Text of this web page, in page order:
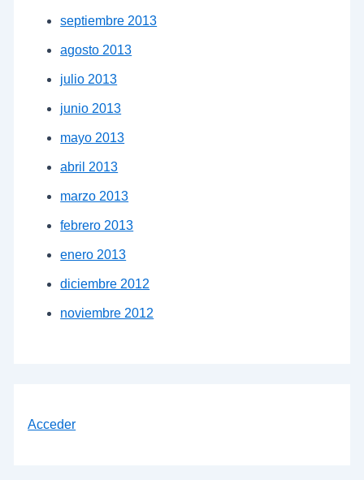
septiembre 2013
agosto 2013
julio 2013
junio 2013
mayo 2013
abril 2013
marzo 2013
febrero 2013
enero 2013
diciembre 2012
noviembre 2012
Acceder